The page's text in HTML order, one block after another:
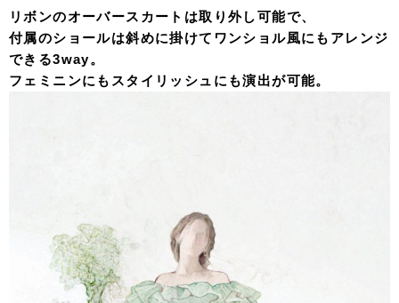
リボンのオーバースカートは取り外し可能で、
付属のショールは斜めに掛けてワンショル風にもアレンジ
できる3way。
フェミニンにもスタイリッシュにも演出が可能。